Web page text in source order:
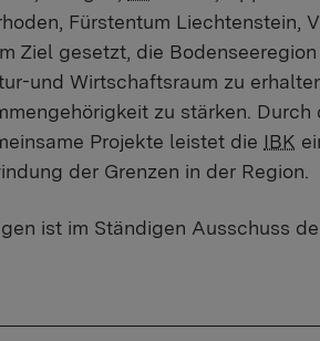
Fürstentum Liechtenstein,
Ziel gesetzt, die
und Wirtschaftsraum zu
zu stärken. Durch
Projekte leistet die IBK
der Grenzen in der Region.
ist im Ständigen Ausschuss